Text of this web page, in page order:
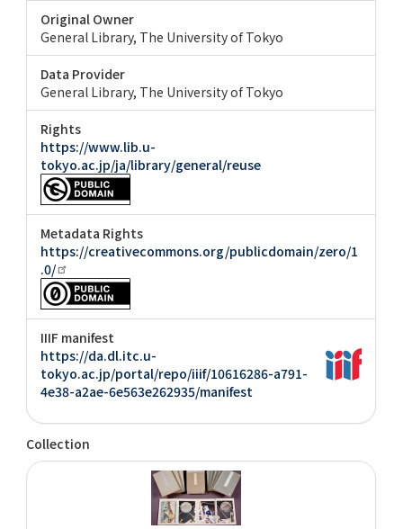
Original Owner
General Library, The University of Tokyo
Data Provider
General Library, The University of Tokyo
Rights
https://www.lib.u-
tokyo.ac.jp/ja/library/general/reuse
Metadata Rights
https://creativecommons.org/publicdomain/zero/1
.0/
IIIF manifest
https://da.dl.itc.u-
tokyo.ac.jp/portal/repo/iiif/10616286-a791-
4e38-a2ae-6e563e262935/manifest
Collection